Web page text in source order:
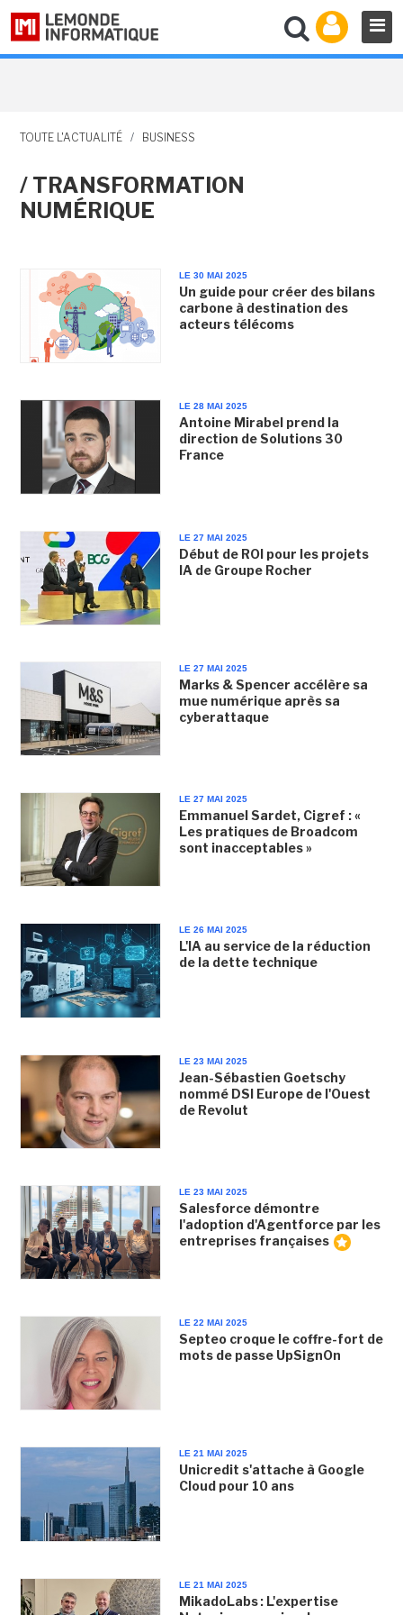
TOUTE L'ACTUALITÉ / BUSINESS
/ TRANSFORMATION
NUMÉRIQUE
LE 30 MAI 2025
Un guide pour créer des bilans
carbone à destination des
acteurs télécoms
LE 28 MAI 2025
Antoine Mirabel prend la
direction de Solutions 30
France
LE 27 MAI 2025
Début de ROI pour les projets
IA de Groupe Rocher
LE 27 MAI 2025
Marks & Spencer accélère sa
mue numérique après sa
cyberattaque
LE 27 MAI 2025
Emmanuel Sardet, Cigref : «
Les pratiques de Broadcom
sont inacceptables »
LE 26 MAI 2025
L'IA au service de la réduction
de la dette technique
LE 23 MAI 2025
Jean-Sébastien Goetschy
nommé DSI Europe de l'Ouest
de Revolut
LE 23 MAI 2025
Salesforce démontre
l'adoption d'Agentforce par les
entreprises françaises
LE 22 MAI 2025
Septeo croque le coffre-fort de
mots de passe UpSignOn
LE 21 MAI 2025
Unicredit s'attache à Google
Cloud pour 10 ans
LE 21 MAI 2025
MikadoLabs : L'expertise